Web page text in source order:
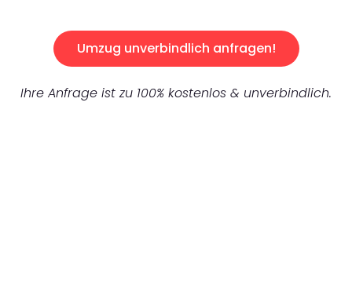
Umzug unverbindlich anfragen!
Ihre Anfrage ist zu 100% kostenlos & unverbindlich.